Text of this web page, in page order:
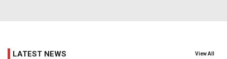
LATEST NEWS View All